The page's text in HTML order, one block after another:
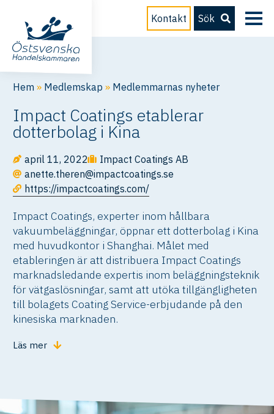
Kontakt Sök
Hem » Medlemskap » Medlemmarnas nyheter
Impact Coatings etablerar
dotterbolag i Kina
april 11, 2022
Impact Coatings AB
anette.theren@impactcoatings.se
https://impactcoatings.com/
Impact Coatings, experter inom hållbara
vakuumbeläggningar, öppnar ett dotterbolag i Kina
med huvudkontor i Shanghai. Målet med
etableringen är att distribuera Impact Coatings
marknadsledande expertis inom beläggningsteknik
för vätgaslösningar, samt att utöka tillgängligheten
till bolagets Coating Service-erbjudande på den
kinesiska marknaden.
Läs mer